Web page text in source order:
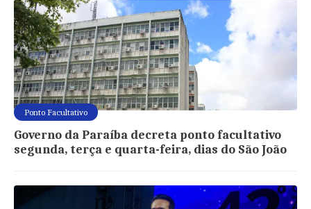
Ponto Facultativo
Governo da Paraíba decreta ponto facultativo
segunda, terça e quarta-feira, dias do São João